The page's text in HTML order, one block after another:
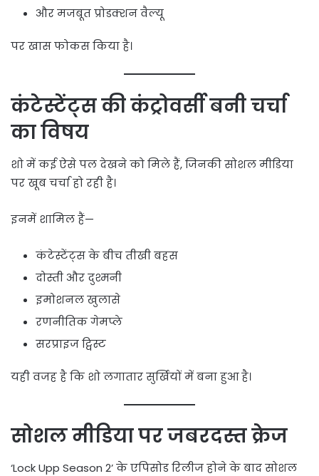
और मजबूत प्रोडक्शन वैल्यू
पर खास फोकस किया है।
कंटेस्टेंट्स की कंट्रोवर्सी बनी चर्चा
का विषय
शो में कई ऐसे पल देखने को मिले हैं, जिनकी सोशल मीडिया
पर खूब चर्चा हो रही है।
इनमें शामिल हैं—
कंटेस्टेंट्स के बीच तीखी बहस
दोस्ती और दुश्मनी
इमोशनल खुलासे
रणनीतिक गेमप्ले
सरप्राइज ट्विस्ट
यही वजह है कि शो लगातार सुर्खियों में बना हुआ है।
सोशल मीडिया पर जबरदस्त क्रेज
‘Lock Upp Season 2’ के एपिसोड रिलीज होने के बाद सोशल